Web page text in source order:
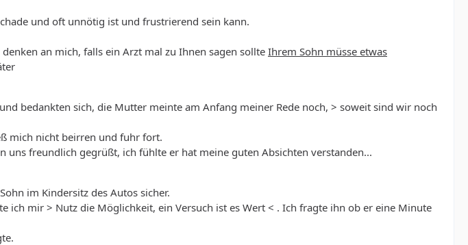
und oft unnötig ist und frustrierend sein kann.
an mich, falls ein Arzt mal zu Ihnen sagen sollte Ihrem Sohn müsse etwas
bedankten sich, die Mutter meinte am Anfang meiner Rede noch, > soweit sind wir noch
mich nicht beirren und fuhr fort.
uns freundlich gegrüßt, ich fühlte er hat meine guten Absichten verstanden...
im Kindersitz des Autos sicher.
ich mir > Nutz die Möglichkeit, ein Versuch ist es Wert < . Ich fragte ihn ob er eine Minute